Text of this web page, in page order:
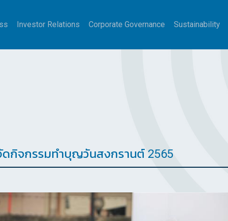
Investor Relations Corporate Governance Sustainability
ดกิจกรรมทำบุญวันสงกรานต์ 2565